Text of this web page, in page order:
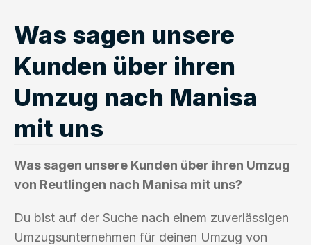
Was sagen unsere
Kunden über ihren
Umzug nach Manisa
mit uns
Was sagen unsere Kunden über ihren Umzug
von Reutlingen nach Manisa mit uns?
Du bist auf der Suche nach einem zuverlässigen
Umzugsunternehmen für deinen Umzug von